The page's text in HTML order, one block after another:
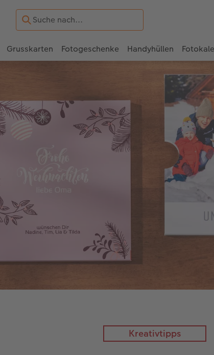
Grusskarten Fotogeschenke Handyhüllen
Kreativtipps